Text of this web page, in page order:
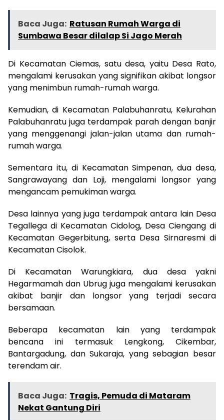
Baca Juga: Ratusan Rumah Warga di
Sumbawa Besar dilalap Si Jago Merah
Di Kecamatan Ciemas, satu desa, yaitu Desa Rato,
mengalami kerusakan yang signifikan akibat longsor
yang menimbun rumah-rumah warga.
Kemudian, di Kecamatan Palabuhanratu, Kelurahan
Palabuhanratu juga terdampak parah dengan banjir
yang menggenangi jalan-jalan utama dan rumah-
rumah warga.
Sementara itu, di Kecamatan Simpenan, dua desa,
Sangrawayang dan Loji, mengalami longsor yang
mengancam pemukiman warga.
Desa lainnya yang juga terdampak antara lain Desa
Tegallega di Kecamatan Cidolog, Desa Ciengang di
Kecamatan Gegerbitung, serta Desa Sirnaresmi di
Kecamatan Cisolok.
Di Kecamatan Warungkiara, dua desa yakni
Hegarmamah dan Ubrug juga mengalami kerusakan
akibat banjir dan longsor yang terjadi secara
bersamaan.
Beberapa kecamatan lain yang terdampak
bencana ini termasuk Lengkong, Cikembar,
Bantargadung, dan Sukaraja, yang sebagian besar
terendam air.
Baca Juga: Tragis, Pemuda di Mataram
Nekat Gantung Diri